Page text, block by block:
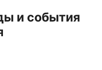
и события